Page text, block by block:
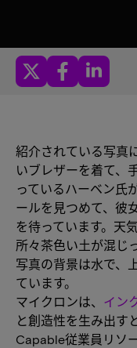
紹介されている写真
いブレザーを着て、
っているハーベン氏
ールを見つめて、彼
を待っています。天
所々茶色い土が混じ
写真の背景は水で、
ています。
マイクロンは、 イン
と創造性を生み出す
Capable従業員リソ